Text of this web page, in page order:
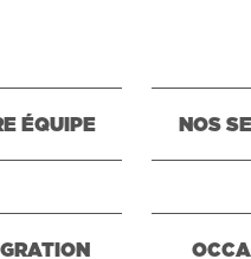
ÉQUIPE NOS